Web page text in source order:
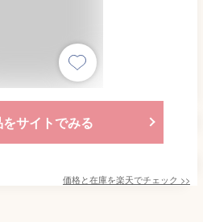
サイトでみる
価格と在庫を楽天でチェック >>